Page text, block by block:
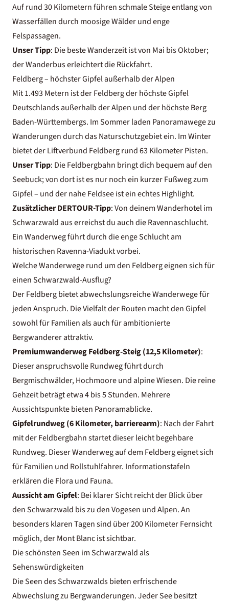
Auf rund 30 Kilometern führen schmale Steige entlang von
Wasserfällen durch moosige Wälder und enge
Felspassagen.
Unser Tipp: Die beste Wanderzeit ist von Mai bis Oktober;
der Wanderbus erleichtert die Rückfahrt.
Feldberg – höchster Gipfel außerhalb der Alpen
Mit 1.493 Metern ist der Feldberg der höchste Gipfel
Deutschlands außerhalb der Alpen und der höchste Berg
Baden-Württembergs. Im Sommer laden Panoramawege zu
Wanderungen durch das Naturschutzgebiet ein. Im Winter
bietet der Liftverbund Feldberg rund 63 Kilometer Pisten.
Unser Tipp: Die Feldbergbahn bringt dich bequem auf den
Seebuck; von dort ist es nur noch ein kurzer Fußweg zum
Gipfel – und der nahe Feldsee ist ein echtes Highlight.
Zusätzlicher DERTOUR-Tipp: Von deinemWanderhotel im
Schwarzwaldaus erreichst du auch die Ravennaschlucht.
Ein Wanderweg führt durch die enge Schlucht am
historischen Ravenna-Viadukt vorbei.
Welche Wanderwege rund um den Feldberg eignen sich für
einen Schwarzwald-Ausflug?
Der Feldberg bietet abwechslungsreiche Wanderwege für
jeden Anspruch. Die Vielfalt der Routen macht den Gipfel
sowohl für Familien als auch für ambitionierte
Bergwanderer attraktiv.
Premiumwanderweg Feldberg-Steig (12,5 Kilometer):
Dieser anspruchsvolle Rundweg führt durch
Bergmischwälder, Hochmoore und alpine Wiesen. Die reine
Gehzeit beträgt etwa 4 bis 5 Stunden. Mehrere
Aussichtspunkte bieten Panoramablicke.
Gipfelrundweg (6 Kilometer, barrierearm): Nach der Fahrt
mit der Feldbergbahn startet dieser leicht begehbare
Rundweg. Dieser Wanderweg auf dem Feldberg eignet sich
für Familien und Rollstuhlfahrer. Informationstafeln
erklären die Flora und Fauna.
Aussicht am Gipfel: Bei klarer Sicht reicht der Blick über
den Schwarzwald bis zu den Vogesen und Alpen. An
besonders klaren Tagen sind über 200 Kilometer Fernsicht
möglich, der Mont Blanc ist sichtbar.
Die schönsten Seen im Schwarzwald als
Sehenswürdigkeiten
Die Seen des Schwarzwalds bieten erfrischende
Abwechslung zu Bergwanderungen. Jeder See besitzt